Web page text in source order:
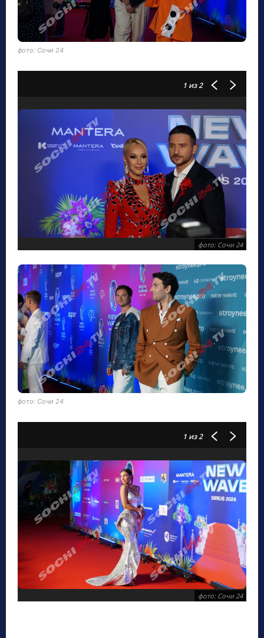
фото: Сочи 24
1 из 2
фото: Сочи 24
фото: Сочи 24
1 из 2
фото: Сочи 24